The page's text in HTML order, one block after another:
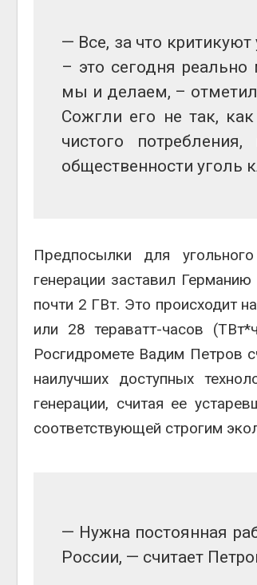
— Все, за что
– это сегодня
мы и делаем, –
Сожгли его не так,
чистого
общественности уголь
Предпосылки для
генерации заставил
почти 2 ГВт. Это происходит
или 28 тераватт-часов
Росгидромете Вадим Петров
наилучших доступных
генерации, считая ее
соответствующей строгим
— Нужна постоянная
России, — считает